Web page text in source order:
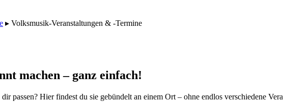
▸ Volksmusik-Veranstaltungen & -Termine
machen – ganz einfach!
passen? Hier findest du sie gebündelt an einem Ort – ohne endlos verschiedene